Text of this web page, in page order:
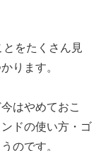
をたくさん見
ります。
はやめておこ
ドの使い方・ゴ
のです。